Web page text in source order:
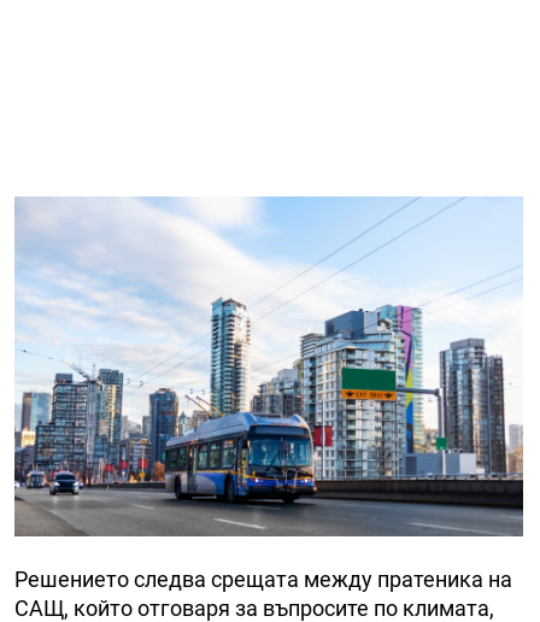
Решението следва срещата между пратеника на
САЩ, който отговаря за въпросите по климата,